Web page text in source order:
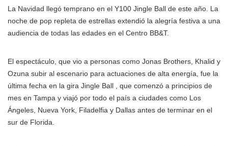
La Navidad llegó temprano en el Y100 Jingle Ball de este año. La
noche de pop repleta de estrellas extendió la alegría festiva a una
audiencia de todas las edades en el Centro BB&T.
El espectáculo, que vio a personas como Jonas Brothers, Khalid y
Ozuna subir al escenario para actuaciones de alta energía, fue la
última fecha en la gira Jingle Ball , que comenzó a principios de
mes en Tampa y viajó por todo el país a ciudades como Los
Ángeles, Nueva York, Filadelfia y Dallas antes de terminar en el
sur de Florida.